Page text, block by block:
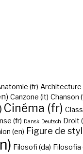
(fr) Architecture
Canzone (it) Chanson
Cinéma (fr)
(fr) Dansk Deutsch Droit
(en) Figure de
Filosofi (da) Filosofia